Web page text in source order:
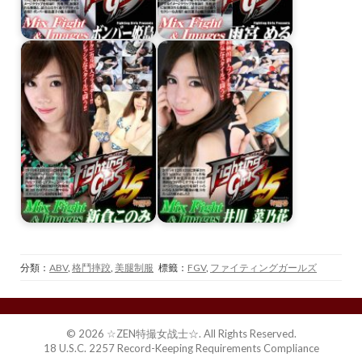
分類： ABV, 格鬥摔跤 美腿制服 標籤： FGV, ファイティングガールズ
© 2026 ☆ZEN特撮女战士☆. All Rights Reserved.
18 U.S.C. 2257 Record-Keeping Requirements Compliance